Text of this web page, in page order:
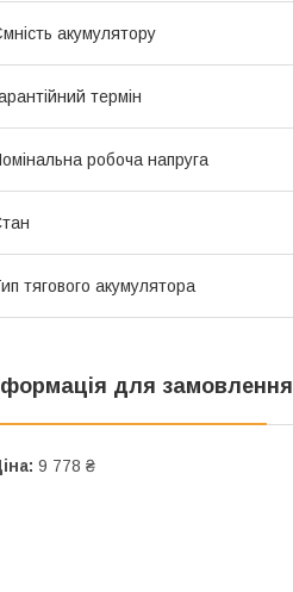
акумулятору
термін
робоча напруга
тягового акумулятора
для замовлення
9 778 ₴